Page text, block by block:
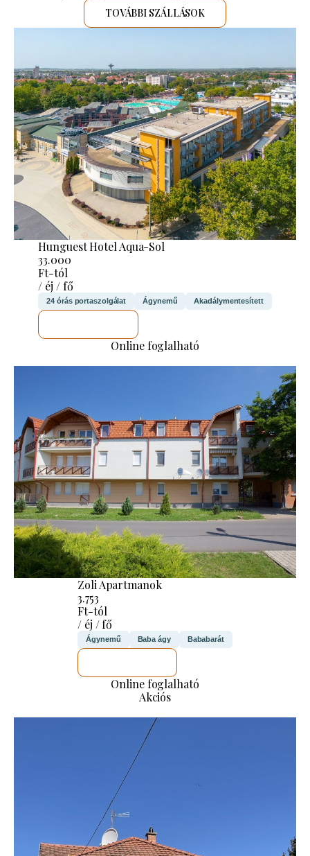
TOVÁBBI SZÁLLÁSOK
Hunguest Hotel Aqua-Sol
33.000
Ft-tól
/ éj / fő
24 órás portaszolgálat Ágynemű Akadálymentesített
Online foglalható
Zoli Apartmanok
3.753
Ft-tól
/ éj / fő
Ágynemű Baba ágy Bababarát
Online foglalható
Akciós